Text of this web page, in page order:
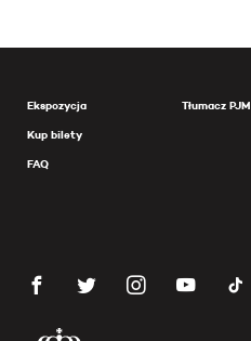
Ekspozycja
Kup bilety
FAQ
Tłumacz PJM